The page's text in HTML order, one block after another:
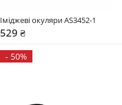
Іміджеві окуляри AS3452-1
529 ₴
- 50%